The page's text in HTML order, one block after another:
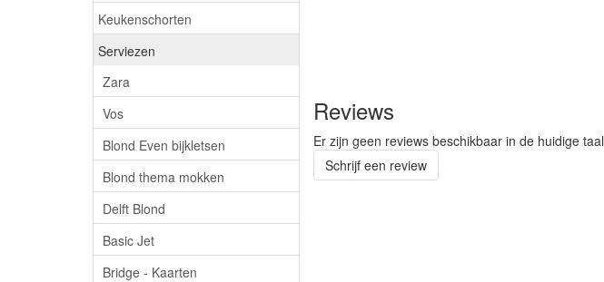
Keukenschorten
Serviezen
Zara
Vos
Blond Even bijkletsen
Blond thema mokken
Delft Blond
Basic Jet
Bridge - Kaarten
Reviews
Er zijn geen reviews beschikbaar in de huidige taal
Schrijf een review